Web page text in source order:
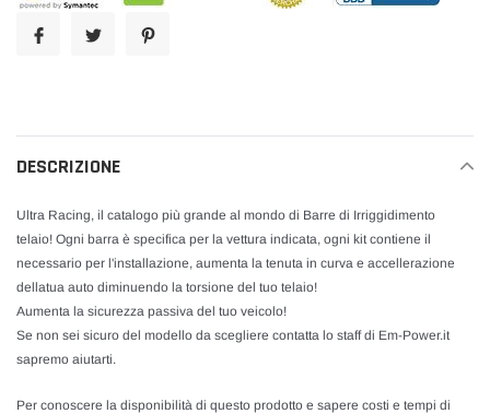
DESCRIZIONE
Ultra Racing, il catalogo più grande al mondo di Barre di Irriggidimento
telaio! Ogni barra è specifica per la vettura indicata, ogni kit contiene il
necessario per l'installazione, aumenta la tenuta in curva e accellerazione
dellatua auto diminuendo la torsione del tuo telaio!
Aumenta la sicurezza passiva del tuo veicolo!
Se non sei sicuro del modello da scegliere contatta lo staff di Em-Power.it
sapremo aiutarti.
Per conoscere la disponibilità di questo prodotto e sapere costi e tempi di